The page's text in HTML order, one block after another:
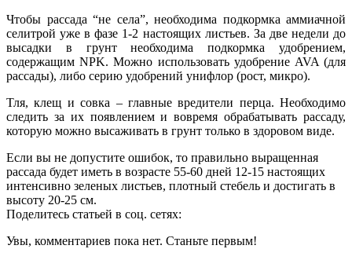
Чтобы рассада “не села”, необходима подкормка аммиачной
селитрой уже в фазе 1-2 настоящих листьев. За две недели до
высадки в грунт необходима подкормка удобрением,
содержащим NPK. Можно использовать удобрение AVA (для
рассады), либо серию удобрений унифлор (рост, микро).
Тля, клещ и совка – главные вредители перца. Необходимо
следить за их появлением и вовремя обрабатывать рассаду,
которую можно высаживать в грунт только в здоровом виде.
Если вы не допустите ошибок, то правильно выращенная
рассада будет иметь в возрасте 55-60 дней 12-15 настоящих
интенсивно зеленых листьев, плотный стебель и достигать в
высоту 20-25 см.
Поделитесь статьей в соц. сетях:
Увы, комментариев пока нет. Станьте первым!